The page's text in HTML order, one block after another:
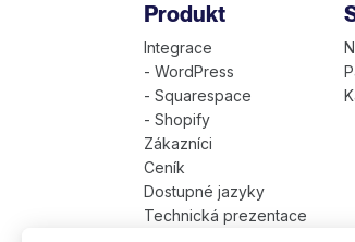
Produkt
Integrace
- WordPress
- Squarespace
- Shopify
Zákazníci
Ceník
Dostupné jazyky
Technická prezentace